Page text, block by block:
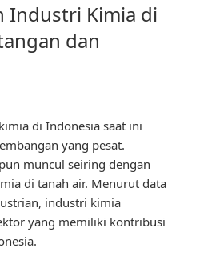
Industri Kimia di
dan
di Indonesia saat ini
yang pesat.
muncul seiring dengan
di tanah air. Menurut data
industri kimia
yang memiliki kontribusi